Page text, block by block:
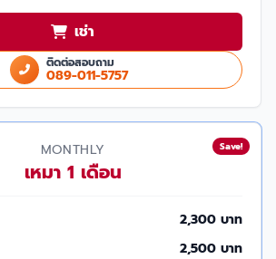
เช่า
ติดต่อสอบถาม
089-011-5757
Save!
MONTHLY
เหมา 1 เดือน
2,300 บาท
2,500 บาท